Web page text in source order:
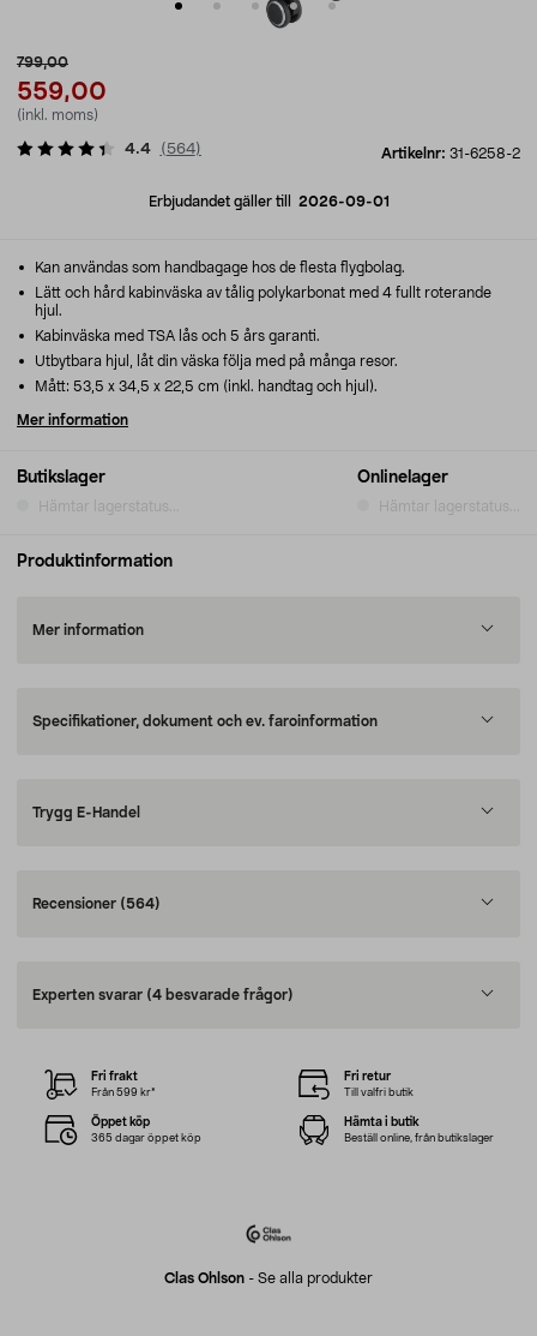
799,00
559,00
(inkl. moms)
Artikelnr: 31-6258-2
4.4 ( 564)
Erbjudandet gäller till 2026-09-01
Butikslager
Hämtar lagerstatus...
Onlinelager
Hämtar lagerstatus...
Kan användas som handbagage hos de flesta flygbolag.
Lätt och hård kabinväska av tålig polykarbonat med 4 fullt roterande
hjul.
Kabinväska med TSA lås och 5 års garanti.
Utbytbara hjul, låt din väska följa med på många resor.
Mått: 53,5 x 34,5 x 22,5 cm (inkl. handtag och hjul).
Mer information
Produktinformation
Mer information
Specifikationer, dokument och ev. faroinformation
Trygg E-Handel
Recensioner (564)
Experten svarar (4 besvarade frågor)
Clas Ohlson - Se alla produkter
Fri frakt
Från 599 kr*
Fri retur
Till valfri butik
Öppet köp
365 dagar öppet köp
Hämta i butik
Beställ online, från butikslager